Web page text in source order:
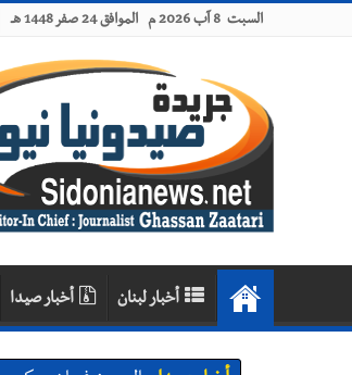
السبت 8 آب 2026 م الموافق 24 صفر 1448 هـ
أخبار لبنان أخبار صيدا